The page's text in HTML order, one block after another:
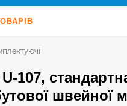
107,
швейної